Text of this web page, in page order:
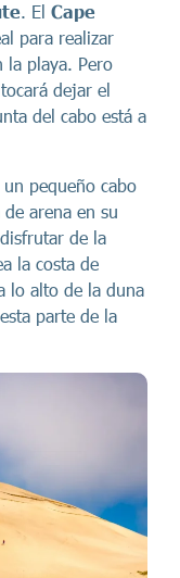
. El Cape
para realizar
la playa. Pero
dejar el
del cabo está a
un pequeño cabo
arena en su
de la
la costa de
lo alto de la duna
parte de la